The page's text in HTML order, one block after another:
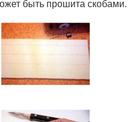
быть прошита скобами.